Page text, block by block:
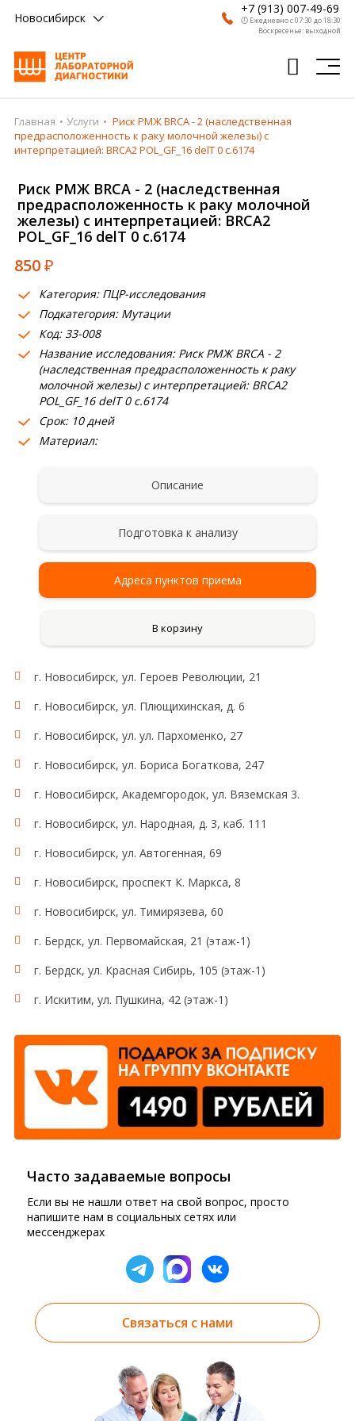
Новосибирск
+7 (913) 007-49-69
🕗 Ежедневно с 07:30 до 18:30
Воскресенье: выходной
Главная
Анализы
Врачи
Получить результат
Пациентам
О компании
Где сдать
Партнерам
Главная Услуги
Риск РМЖ BRCA - 2 (наследственная
предрасположенность к раку молочной железы) с
интерпретацией: BRCA2 POL_GF_16 delT 0 c.6174
Риск РМЖ BRCA - 2 (наследственная
предрасположенность к раку молочной
железы) с интерпретацией: BRCA2
POL_GF_16 delT 0 c.6174
850₽
Категория: ПЦР-исследования
Подкатегория: Мутации
Код: 33-008
Название исследования: Риск РМЖ BRCA - 2
(наследственная предрасположенность к раку
молочной железы) с интерпретацией: BRCA2
POL_GF_16 delT 0 c.6174
Срок: 10 дней
Материал:
Описание
Подготовка к анализу
Адреса пунктов приема
В корзину
г. Новосибирск, ул. Героев Революции, 21
г. Новосибирск, ул. Плющихинская, д. 6
г. Новосибирск, ул. ул. Пархоменко, 27
г. Новосибирск, ул. Бориса Богаткова, 247
г. Новосибирск, Академгородок, ул. Вяземская 3.
г. Новосибирск, ул. Народная, д. 3, каб. 111
г. Новосибирск, ул. Автогенная, 69
г. Новосибирск, проспект К. Маркса, 8
г. Новосибирск, ул. Тимирязева, 60
г. Бердск, ул. Первомайская, 21 (этаж-1)
г. Бердск, ул. Красная Сибирь, 105 (этаж-1)
г. Искитим, ул. Пушкина, 42 (этаж-1)
Часто задаваемые вопросы
Если вы не нашли ответ на свой вопрос, просто
напишите нам в социальных сетях или
мессенджерах
Связаться с нами